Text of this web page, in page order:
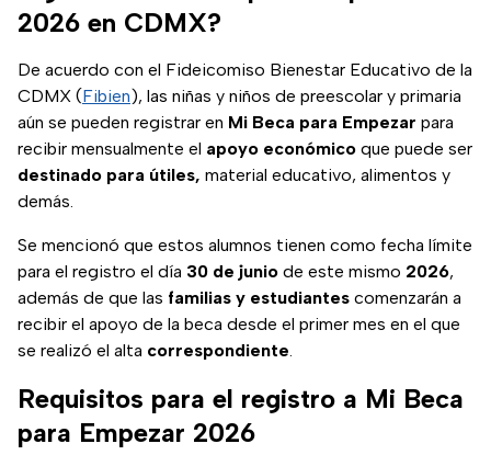
2026 en CDMX?
De acuerdo con el Fideicomiso Bienestar Educativo de la
CDMX (Fibien), las niñas y niños de preescolar y primaria
aún se pueden registrar en Mi Beca para Empezar para
recibir mensualmente el apoyo económico que puede ser
destinado para útiles, material educativo, alimentos y
demás.
Se mencionó que estos alumnos tienen como fecha límite
para el registro el día 30 de junio de este mismo 2026,
además de que las familias y estudiantes comenzarán a
recibir el apoyo de la beca desde el primer mes en el que
se realizó el alta correspondiente.
Requisitos para el registro a Mi Beca
para Empezar 2026